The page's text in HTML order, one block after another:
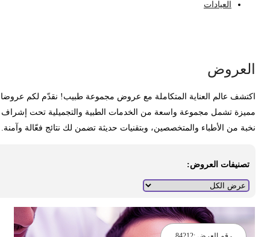
العيادات
عالم العناية المتكاملة مع عروض مجموعة طبيب! نقدّم لكم عروضا
تشمل مجموعة واسعة من الخدمات الطبية والتجميلية تحت إشراف
من الأطباء والمتخصصين، وبتقنيات حديثة تضمن لك نتائج فعّالة وآمنة.
تصنيفات العروض: